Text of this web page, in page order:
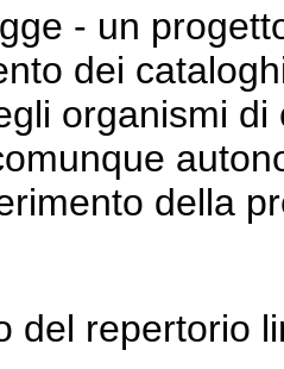
- un
dei
organismi
della
del repertorio